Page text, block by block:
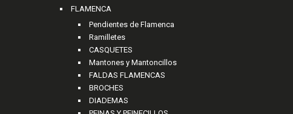
FLAMENCA
Pendientes de Flamenca
Ramilletes
CASQUETES
Mantones y Mantoncillos
FALDAS FLAMENCAS
BROCHES
DIADEMAS